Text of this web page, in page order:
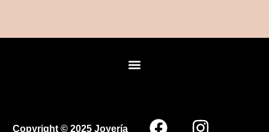
Copyright © 2025 Joyería